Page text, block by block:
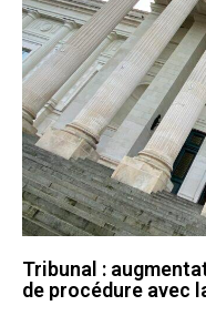
Tribunal :
de procédure avec